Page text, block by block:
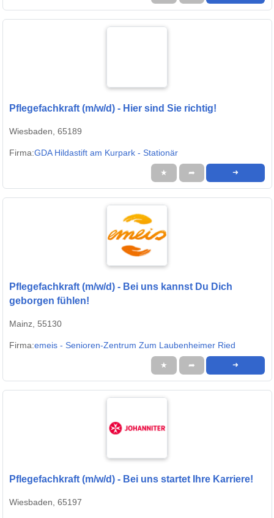
Pflegefachkraft (m/w/d) - Hier sind Sie richtig!
Wiesbaden, 65189
Firma:GDA Hildastift am Kurpark - Stationär
★ ➦ ➜
Pflegefachkraft (m/w/d) - Bei uns kannst Du Dich
geborgen fühlen!
Mainz, 55130
Firma:emeis - Senioren-Zentrum Zum Laubenheimer Ried
★ ➦ ➜
Pflegefachkraft (m/w/d) - Bei uns startet Ihre Karriere!
Wiesbaden, 65197